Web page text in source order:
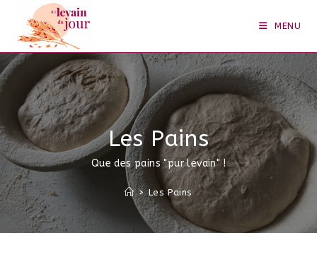
MENU
Les Pains
Que des pains "pur levain" !
> Les Pains